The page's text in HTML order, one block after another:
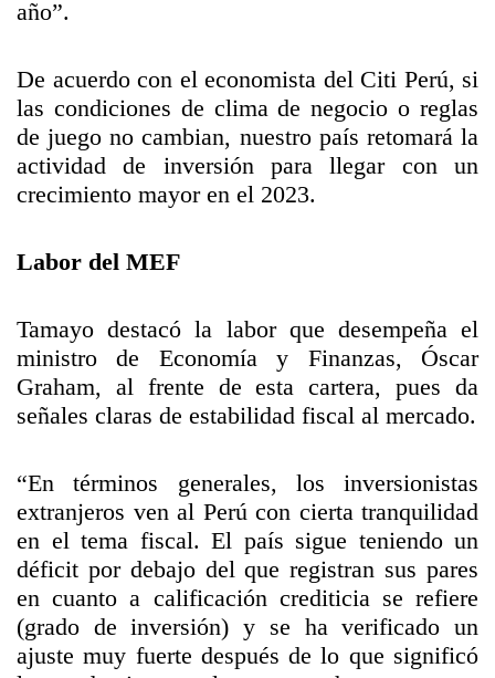
año”.
De acuerdo con el economista del Citi Perú, si
las condiciones de clima de negocio o reglas
de juego no cambian, nuestro país retomará la
actividad de inversión para llegar con un
crecimiento mayor en el 2023.
Labor del MEF
Tamayo destacó la labor que desempeña el
ministro de Economía y Finanzas, Óscar
Graham, al frente de esta cartera, pues da
señales claras de estabilidad fiscal al mercado.
“En términos generales, los inversionistas
extranjeros ven al Perú con cierta tranquilidad
en el tema fiscal. El país sigue teniendo un
déficit por debajo del que registran sus pares
en cuanto a calificación crediticia se refiere
(grado de inversión) y se ha verificado un
ajuste muy fuerte después de lo que significó